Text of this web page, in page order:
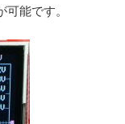
能です。